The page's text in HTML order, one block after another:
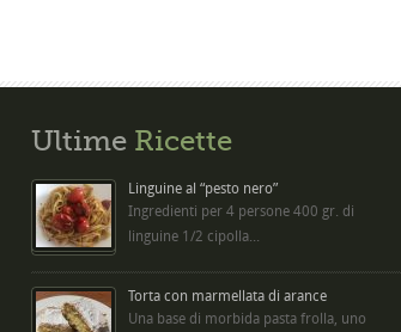
Ultime Ricette
Linguine al “pesto nero”
Ingredienti per 4 persone 400 gr. di
linguine 1/2 cipolla...
Torta con marmellata di arance
Una base di morbida pasta frolla, uno